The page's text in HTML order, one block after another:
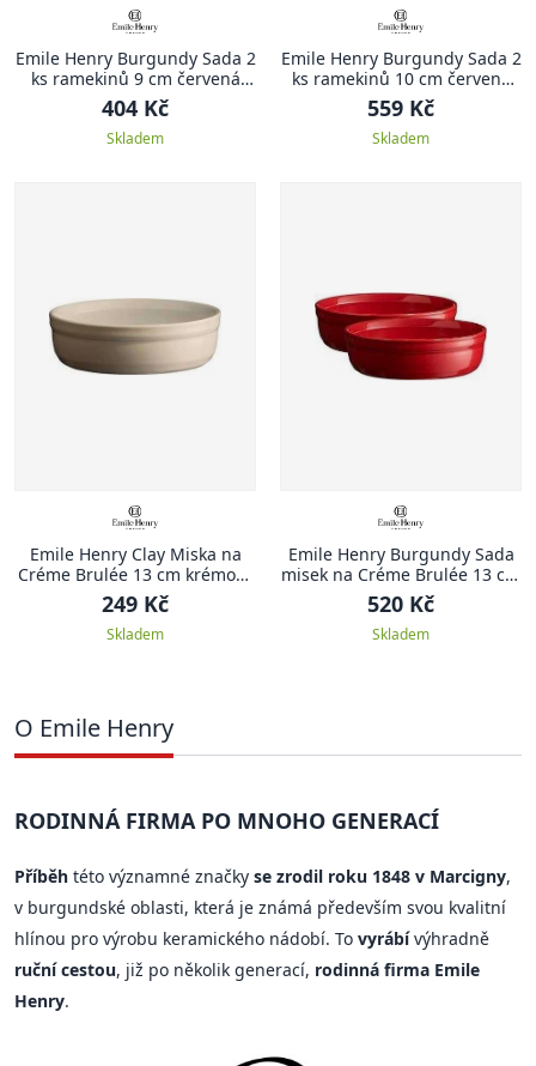
Emile Henry Burgundy Sada 2
ks ramekinů 9 cm červená
Burgundy
404 Kč
Skladem
Emile Henry Burgundy Sada 2
ks ramekinů 10 cm červená
Burgundy
559 Kč
Skladem
Emile Henry Clay Miska na
Créme Brulée 13 cm krémová
Clay
249 Kč
Skladem
Emile Henry Burgundy Sada
misek na Créme Brulée 13 cm
červená Burgundy
520 Kč
Skladem
O Emile Henry
RODINNÁ FIRMA PO MNOHO GENERACÍ
Příběh této významné značky se zrodil roku 1848 v Marcigny,
v burgundské oblasti, která je známá především svou kvalitní
hlínou pro výrobu keramického nádobí. To vyrábívýhradně
ruční cestou, již po několik generací, rodinná firma Emile
Henry.